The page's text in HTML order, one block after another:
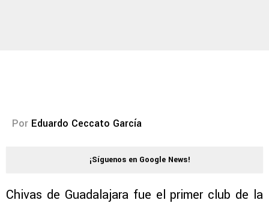
Por Eduardo Ceccato García
¡Síguenos en Google News!
Chivas de Guadalajara fue el primer club de la